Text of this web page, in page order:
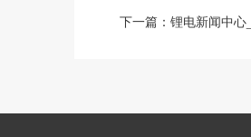
下一篇： 锂电新闻中